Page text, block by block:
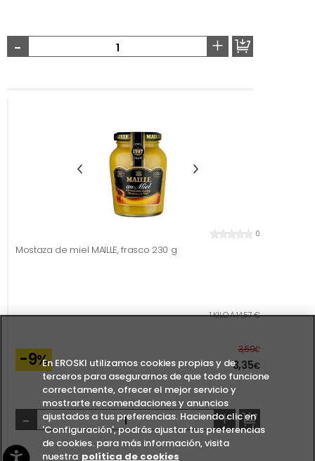
- +
0
Mostaza de miel MAILLE, frasco 230 g
1 KILO A 14,57 €
-9%
3,69€Before
3,35€
- +
En EROSKI utilizamos cookies propias y de
terceros para asegurarnos de que todo funcione
correctamente, ofrecer el mejor servicio y
mostrarte recomendaciones y anuncios
ajustados a tus preferencias. Haciendo clic en
'Configuración', podrás ajustar tus preferencias
de cookies. para más información, visita
nuestra política de cookies